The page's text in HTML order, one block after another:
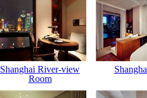
Shanghai River-view
Room